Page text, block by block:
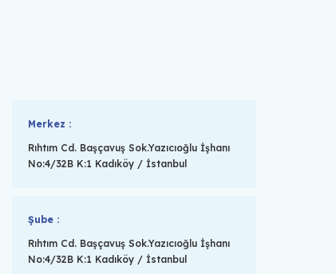
Merkez :
Rıhtım Cd. Başçavuş Sok.Yazıcıoğlu İşhanı
No:4/32B K:1 Kadıköy / İstanbul
Şube :
Rıhtım Cd. Başçavuş Sok.Yazıcıoğlu İşhanı
No:4/32B K:1 Kadıköy / İstanbul